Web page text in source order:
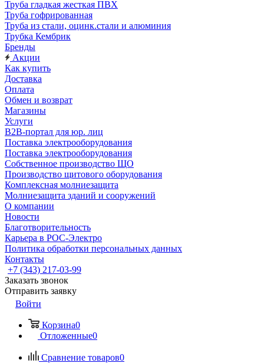
Труба гладкая жесткая ПВХ
Труба гофрированная
Труба из стали, оцинк.стали и алюминия
Трубка Кембрик
Бренды
Акции
Как купить
Доставка
Оплата
Обмен и возврат
Магазины
Услуги
B2B-портал для юр. лиц
Поставка электрооборудования
Поставка электрооборудования
Собственное производство ЩО
Производство щитового оборудования
Комплексная молниезащита
Молниезащита зданий и сооружений
О компании
Новости
Благотворительность
Карьера в РОС-Электро
Политика обработки персональных данных
Контакты
+7 (343) 217-03-99
Заказать звонок
Отправить заявку
Войти
Корзина0
Отложенные0
Сравнение товаров0